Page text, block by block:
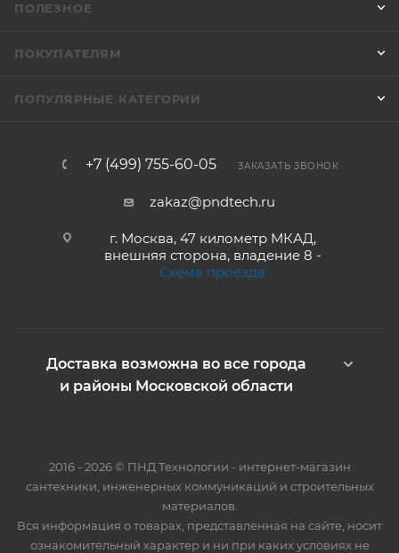
ПОЛЕЗНОЕ
ПОКУПАТЕЛЯМ
ПОПУЛЯРНЫЕ КАТЕГОРИИ
+7 (499) 755-60-05 ЗАКАЗАТЬ ЗВОНОК
zakaz@pndtech.ru
г. Москва, 47 километр МКАД,
внешняя сторона, владение 8 -
Схема проезда
Доставка возможна во все города
и районы Московской области
2016 - 2026 © ПНД Технологии - интернет-магазин
сантехники, инженерных коммуникаций и строительных
материалов.
Вся информация о товарах, представленная на сайте, носит
ознакомительный характер и ни при каких условиях не